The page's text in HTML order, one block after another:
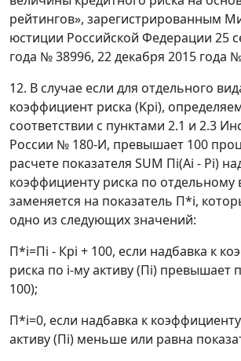
рейтингов», зарегистрированным
юстиции Российской Федерации 25
года № 38996, 22 декабря 2015 года
12. В случае если для отдельного
коэффициент риска (Kpi),
соответствии с пунктами 2.1 и 2.3
России № 180-И, превышает 100
расчете показателя SUM Пi(Ai - Pi)
коэффициенту риска по отдельному
заменяется на показатель П*i,
одно из следующих значений:
П*i=Пi - Крi + 100, если надбавка к
риска по i-му активу (Пi) превышает
100);
П*i=0, если надбавка к
активу (Пi) меньше или равна